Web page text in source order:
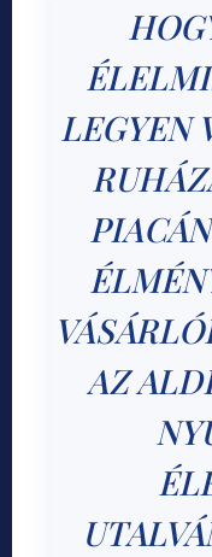
LEGYEN
AZ